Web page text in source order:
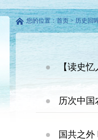
您的位置：首页>历史回
【读史
历次中
国共之